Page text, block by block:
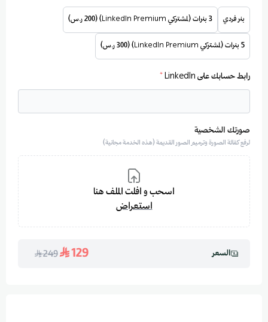
بنر فردي 3 بنرات (لمشتركي LinkedIn Premium) (200 ر.س)
5 بنرات (لمشتركي LinkedIn Premium) (300 ر.س)
رابط حسابك على LinkedIn *
صورتك الشخصية
لرفع كفائة الصورة وترميم الصور القديمة (هذه الخدمة مجانية)
اسحب و افلت الملف هنا
استعراض
السعر 129
249